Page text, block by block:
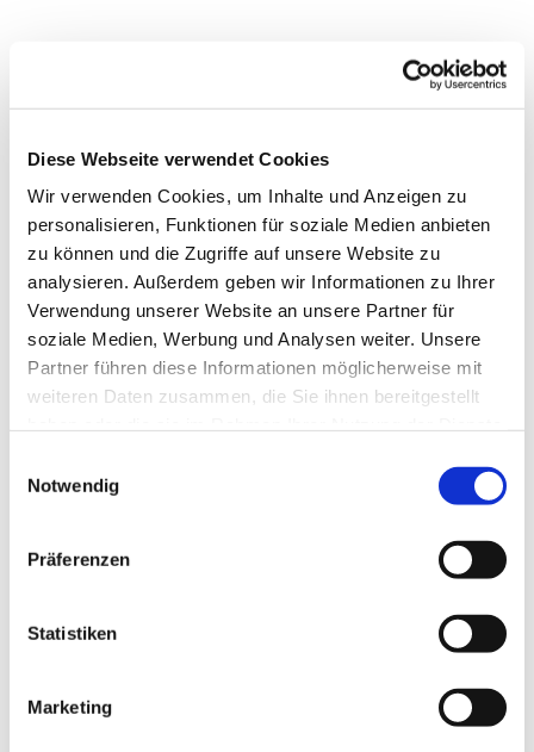
Diese Webseite verwendet Cookies
Wir verwenden Cookies, um Inhalte und Anzeigen zu
personalisieren, Funktionen für soziale Medien anbieten
zu können und die Zugriffe auf unsere Website zu
analysieren. Außerdem geben wir Informationen zu Ihrer
Verwendung unserer Website an unsere Partner für
soziale Medien, Werbung und Analysen weiter. Unsere
Partner führen diese Informationen möglicherweise mit
weiteren Daten zusammen, die Sie ihnen bereitgestellt
Notwendig
Präferenzen
Statistiken
Marketing
Dies könnte Sie auch
interessieren